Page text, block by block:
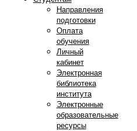
Направления
подготовки
Оплата
обучения
Личный
кабинет
Электронная
библиотека
института
Электронные
образовательные
ресурсы